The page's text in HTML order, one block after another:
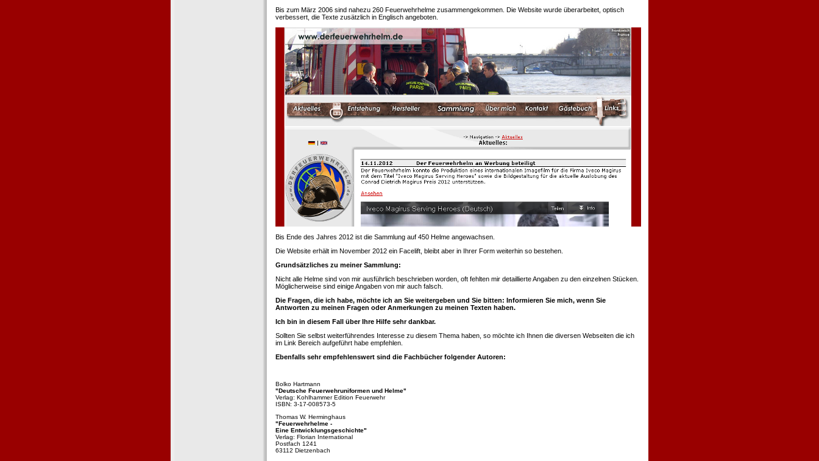
Bis zum März 2006 sind nahezu 260 Feuerwehrhelme zusammengekommen. Die Website wurde überarbeitet, optisch
verbessert, die Texte zusätzlich in Englisch angeboten.
Bis Ende des Jahres 2012 ist die Sammlung auf 450 Helme angewachsen.
Die Website erhält im November 2012 ein Facelift, bleibt aber in Ihrer Form weiterhin so bestehen.
Grundsätzliches zu meiner Sammlung:
Nicht alle Helme sind von mir ausführlich beschrieben worden, oft fehlten mir detaillierte Angaben zu den einzelnen Stücken.
Möglicherweise sind einige Angaben von mir auch falsch.
Die Fragen, die ich habe, möchte ich an Sie weitergeben und Sie bitten: Informieren Sie mich, wenn Sie
Antworten zu meinen Fragen oder Anmerkungen zu meinen Texten haben.
Ich bin in diesem Fall über Ihre Hilfe sehr dankbar.
Sollten Sie selbst weiterführendes Interesse zu diesem Thema haben, so möchte ich Ihnen die diversen Webseiten die ich
im Link Bereich aufgeführt habe empfehlen.
Ebenfalls sehr empfehlenswert sind die Fachbücher folgender Autoren:
Bolko Hartmann
"Deutsche Feuerwehruniformen und Helme"
Verlag: Kohlhammer Edition Feuerwehr
ISBN: 3-17-008573-5
Thomas W. Herminghaus
"Feuerwehrhelme -
Eine Entwicklungsgeschichte"
Verlag: Florian International
Postfach 1241
63112 Dietzenbach